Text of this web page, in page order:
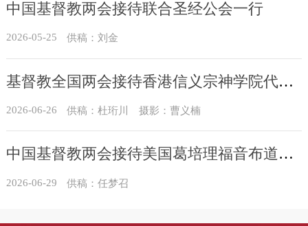
中国基督教两会接待联合圣经公会一行
2026-05-25 供稿：刘金
基督教全国两会接待香港信义宗神学院代表团
2026-06-26 供稿：杜珩川 摄影：曹义楠
中国基督教两会接待美国葛培理福音布道会访问团
2026-06-29 供稿：任梦召